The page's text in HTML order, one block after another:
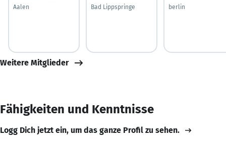
Aalen
Bad Lippspringe
berlin
Weitere Mitglieder
Fähigkeiten und Kenntnisse
Logg Dich jetzt ein, um das ganze Profil zu sehen.